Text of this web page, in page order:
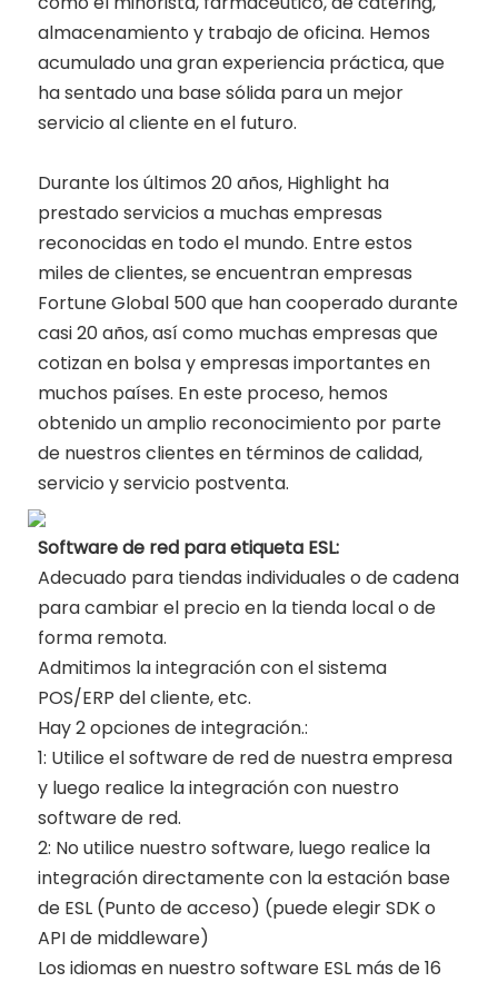
almacenamiento y trabajo de oficina. Hemos
acumulado una gran experiencia práctica, que
ha sentado una base sólida para un mejor
servicio al cliente en el futuro.
Durante los últimos 20 años, Highlight ha
prestado servicios a muchas empresas
reconocidas en todo el mundo. Entre estos
miles de clientes, se encuentran empresas
Fortune Global 500 que han cooperado durante
casi 20 años, así como muchas empresas que
cotizan en bolsa y empresas importantes en
muchos países. En este proceso, hemos
obtenido un amplio reconocimiento por parte
de nuestros clientes en términos de calidad,
servicio y servicio postventa.
Software de red para etiqueta ESL:
Adecuado para tiendas individuales o de cadena
para cambiar el precio en la tienda local o de
forma remota.
Admitimos la integración con el sistema
POS/ERP del cliente, etc.
Hay 2 opciones de integración.:
1: Utilice el software de red de nuestra empresa
y luego realice la integración con nuestro
software de red.
2: No utilice nuestro software, luego realice la
integración directamente con la estación base
de ESL (Punto de acceso) (puede elegir SDK o
API de middleware)
Los idiomas en nuestro software ESL más de 16